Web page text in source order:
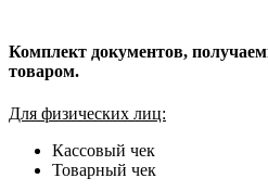
Комплект документов,
товаром.
Для физических лиц:
Кассовый чек
Товарный чек